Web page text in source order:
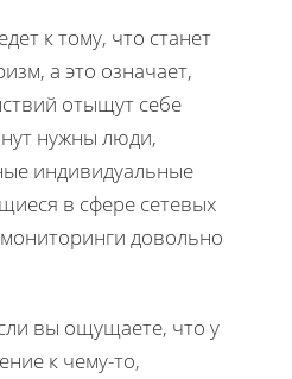
к тому, что станет
а это означает,
отыщут себе
нужны люди,
индивидуальные
в сфере сетевых
довольно
вы ощущаете, что у
к чему-то,